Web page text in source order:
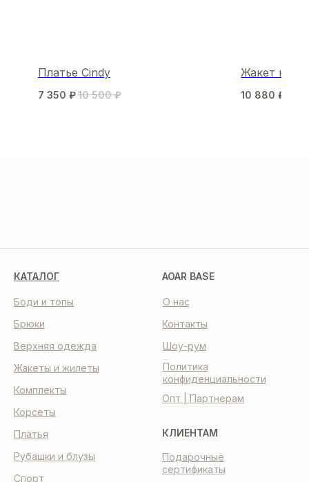
Платье Cindy
7 350 ₽10 500 ₽
Жакет
10 880 ₽
КАТАЛОГ
КЛИЕНТАМ
Подарочные
сертификаты
AOAR BASE
О нас
Контакты
Шоу-рум
Политика
конфиденциальности
Опт | Партнерам
Корсеты
Платья
Боди и топы
Комплекты
Спорт
Рубашки и блузы
Брюки
Жакеты и жилеты
Верхняя одежда